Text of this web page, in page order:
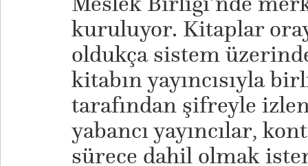
kuruluyor. Kitaplar
oldukça sistem
kitabın yayıncısıyla
tarafından şifreyle
yabancı yayıncılar,
sürece dahil olmak